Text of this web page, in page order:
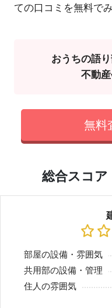
ての口コミを無料で
おうちの語
不動
無料
総合スコア
部屋の設備・雰囲気
共用部の設備・管理
住人の雰囲気